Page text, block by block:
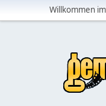
Willkommen